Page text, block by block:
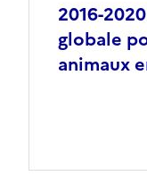
2016-
globale
animaux